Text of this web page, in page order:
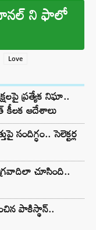
ని ఫాలో
Love
ప్రత్యేక నిఘా..
కీలక ఆదేశాలు
సెలెక్టర్ల
చూసింది..
పాకిస్థాన్..